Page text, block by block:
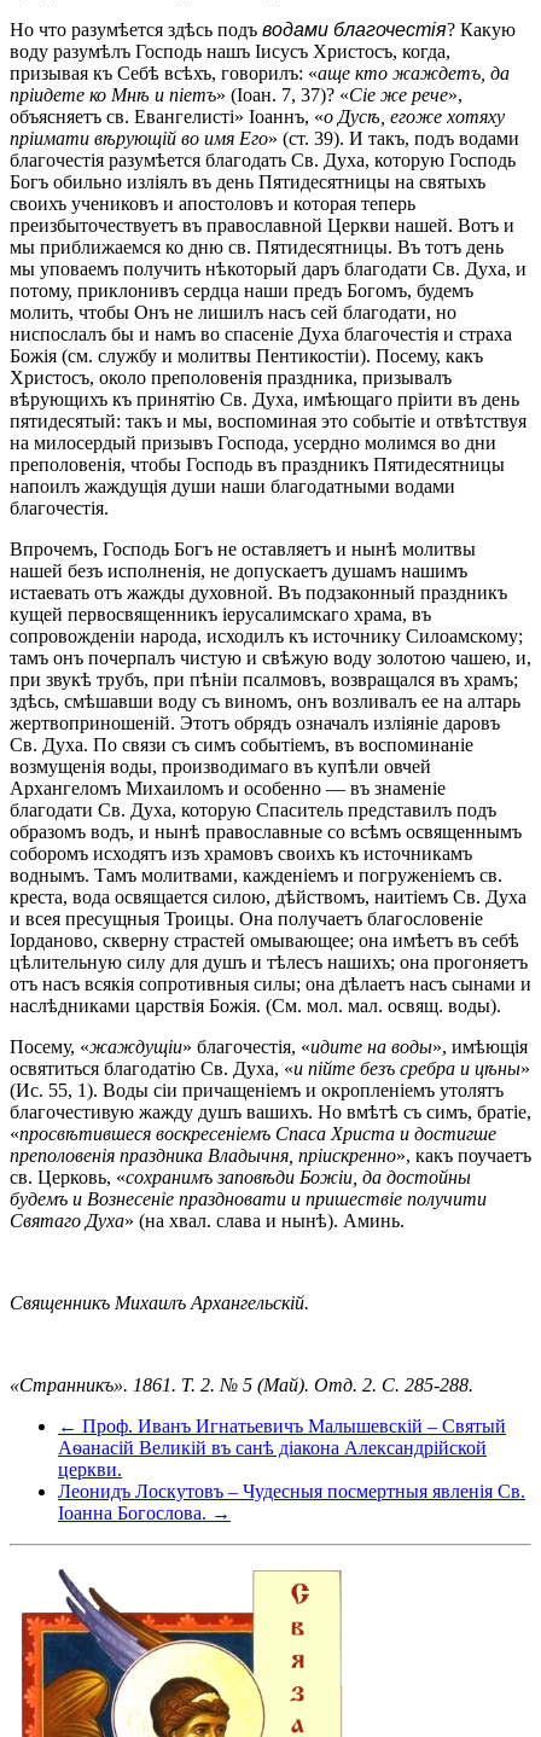
Но что разумѣется здѣсь подъ водами благочестія? Какую
воду разумѣлъ Господь нашъ Іисусъ Христосъ, когда,
призывая къ Себѣ всѣхъ, говорилъ: «аще кто жаждетъ, да
пріидете ко Мнѣ и піетъ» (Іоан. 7, 37)? «Сіе же рече»,
объясняетъ св. Евангелисті» Іоаннъ, «о Дусѣ, егоже хотяху
пріимати вѣрующій во имя Его» (ст. 39). И такъ, подъ водами
благочестія разумѣется благодать Св. Духа, которую Господь
Богъ обильно изліялъ въ день Пятидесятницы на святыхъ
своихъ учениковъ и апостоловъ и которая теперь
преизбыточествуетъ въ православной Церкви нашей. Вотъ и
мы приближаемся ко дню св. Пятидесятницы. Въ тотъ день
мы уповаемъ получить нѣкоторый даръ благодати Св. Духа, и
потому, приклонивъ сердца наши предъ Богомъ, будемъ
молить, чтобы Онъ не лишилъ насъ сей благодати, но
ниспослалъ бы и намъ во спасеніе Духа благочестія и страха
Божія (см. службу и молитвы Пентикостіи). Посему, какъ
Христосъ, около преполовенія праздника, призывалъ
вѣрующихъ къ принятію Св. Духа, имѣющаго пріити въ день
пятидесятый: такъ и мы, воспоминая это событіе и отвѣтствуя
на милосердый призывъ Господа, усердно молимся во дни
преполовенія, чтобы Господь въ праздникъ Пятидесятницы
напоилъ жаждущія души наши благодатными водами
благочестія.
Впрочемъ, Господь Богъ не оставляетъ и нынѣ молитвы
нашей безъ исполненія, не допускаетъ душамъ нашимъ
истаевать отъ жажды духовной. Въ подзаконный праздникъ
кущей первосвященникъ іерусалимскаго храма, въ
сопровожденіи народа, исходилъ къ источнику Силоамскому;
тамъ онъ почерпалъ чистую и свѣжую воду золотою чашею, и,
при звукѣ трубъ, при пѣніи псалмовъ, возвращался въ храмъ;
здѣсь, смѣшавши воду съ виномъ, онъ возливалъ ее на алтарь
жертвоприношеній. Этотъ обрядъ означалъ изліяніе даровъ
Св. Духа. По связи съ симъ событіемъ, въ воспоминаніе
возмущенія воды, производимаго въ купѣли овчей
Архангеломъ Михаиломъ и особенно — въ знаменіе
благодати Св. Духа, которую Спаситель представилъ подъ
образомъ водъ, и нынѣ православные со всѣмъ освященнымъ
соборомъ исходятъ изъ храмовъ своихъ къ источникамъ
воднымъ. Тамъ молитвами, кажденіемъ и погруженіемъ св.
креста, вода освящается силою, дѣйствомъ, наитіемъ Св. Духа
и всея пресущныя Троицы. Она получаетъ благословеніе
Іорданово, скверну страстей омывающее; она имѣетъ въ себѣ
цѣлительную силу для душъ и тѣлесъ нашихъ; она прогоняетъ
отъ насъ всякія сопротивныя силы; она дѣлаетъ насъ сынами и
наслѣдниками царствія Божія. (См. мол. мал. освящ. воды).
Посему, «жаждущіи» благочестія, «идите на воды», имѣющія
освятиться благодатію Св. Духа, «и пійте безъ сребра и цѣны»
(Ис. 55, 1). Воды сіи причащеніемъ и окропленіемъ утолятъ
благочестивую жажду душъ вашихъ. Но вмѣтѣ съ симъ, братіе,
«просвѣтившеся воскресеніемъ Спаса Христа и достигше
преполовенія праздника Владычня, пріискренно», какъ поучаетъ
св. Церковь, «сохранимъ заповѣди Божіи, да достойны
будемъ и Вознесеніе праздновати и пришествіе получити
Святаго Духа» (на хвал. слава и нынѣ). Аминь.
Священникъ Михаилъ Архангельскій.
«Странникъ». 1861. Т. 2. № 5 (Май). Отд. 2. С. 285-288.
← Проф. Иванъ Игнатьевичъ Малышевскій – Святый
Аѳанасій Великій въ санѣ діакона Александрійской
церкви.
Леонидъ Лоскутовъ – Чудесныя посмертныя явленія Св.
Іоанна Богослова. →